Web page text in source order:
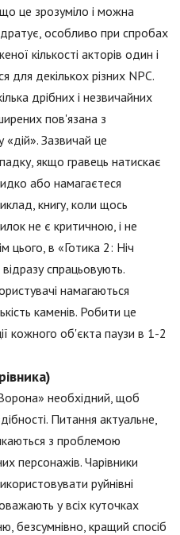
це зрозуміло і можна
особливо при спробах
кількості акторів один і
для декількох різних NPC.
дрібних і незвичайних
пов'язана з
«дій». Зазвичай це
якщо гравець натискає
або намагаєтеся
книгу, коли щось
не є критичною, і не
цього, в «Готика 2: Ніч
спрацьовують.
намагаються
каменів. Робити це
кожного об'єкта паузи в 1-2
необхідний, щоб
Питання актуальне,
з проблемою
персонажів. Чарівники
руйнівні
у всіх куточках
безсумнівно, кращий спосіб